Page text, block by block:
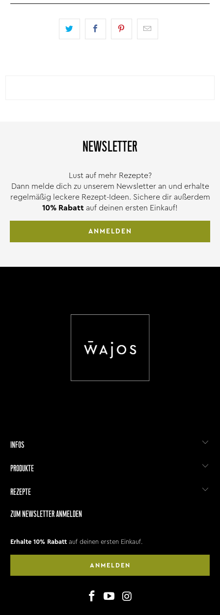
NEWSLETTER
Lust auf mehr Rezepte?
Dann melde dich zu unserem Newsletter an und erhalte
regelmäßig leckere Rezept-Ideen. Sichere dir außerdem
10% Rabatt auf deinen ersten Einkauf!
ANMELDEN
INFOS
PRODUKTE
REZEPTE
ZUM NEWSLETTER ANMELDEN
Erhalte 10% Rabatt auf deinen ersten Einkauf.
ANMELDEN